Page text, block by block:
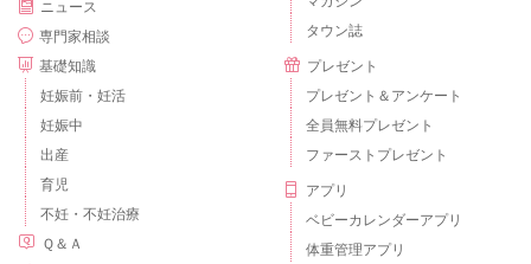
ニュース
専門家相談
基礎知識
妊娠前・妊活
妊娠中
出産
育児
不妊・不妊治療
Ｑ＆Ａ
タウン誌
プレゼント
プレゼント＆アンケート
全員無料プレゼント
ファーストプレゼント
アプリ
ベビーカレンダーアプリ
体重管理アプリ